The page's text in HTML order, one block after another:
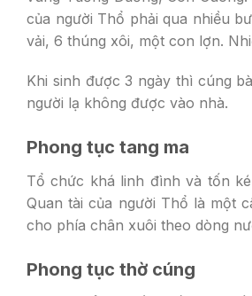
của người Thổ phải qua nhiều
vải, 6 thúng xôi, một con lợn.
Khi sinh được 3 ngày thì cúng
người lạ không được vào nhà.
Phong tục tang ma
Tổ chức khá linh đình và tốn
Quan tài của người Thổ là một
cho phía chân xuôi theo dòng
Phong tục thờ cúng